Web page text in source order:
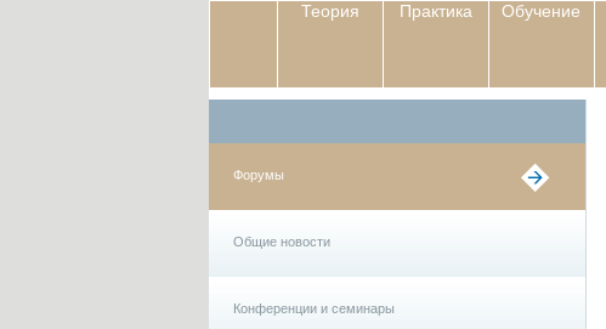
Теория Практика Обучение
Форумы
Общие новости
Конференции и семинары